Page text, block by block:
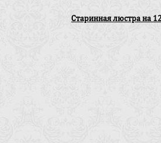
Старинная люстра на